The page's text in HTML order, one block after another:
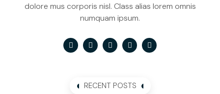
dolore mus corporis nisl. Class alias lorem omnis
numquam ipsum.
RECENT POSTS